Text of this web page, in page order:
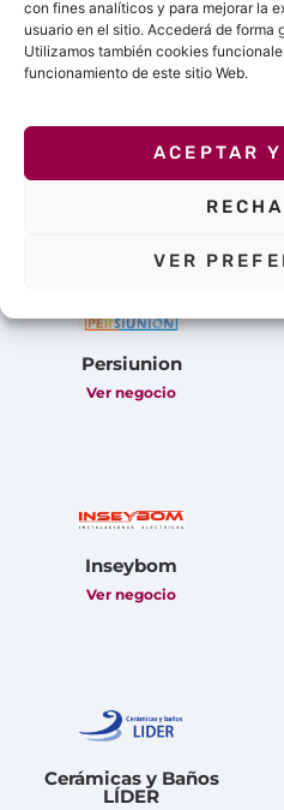
con fines analíticos y para mejorar la
usuario en el sitio. Accederá de forma
Utilizamos también cookies
funcionamiento de este sitio Web.
ACEPTAR
VER
Otros
Descubre algunos de los
Persiunion
Ver negocio
Inseybom
Ver negocio
Cerámicas y Baños
LÍDER